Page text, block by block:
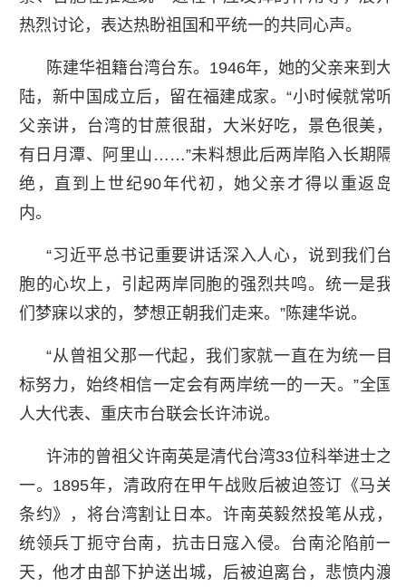
热烈讨论，表达热盼祖国和平统一的共同心声。
陈建华祖籍台湾台东。1946年，她的父亲来到大
陆，新中国成立后，留在福建成家。“小时候就常听
父亲讲，台湾的甘蔗很甜，大米好吃，景色很美，
有日月潭、阿里山……”未料想此后两岸陷入长期隔
绝，直到上世纪90年代初，她父亲才得以重返岛
内。
“习近平总书记重要讲话深入人心，说到我们台
胞的心坎上，引起两岸同胞的强烈共鸣。统一是我
们梦寐以求的，梦想正朝我们走来。”陈建华说。
“从曾祖父那一代起，我们家就一直在为统一目
标努力，始终相信一定会有两岸统一的一天。”全国
人大代表、重庆市台联会长许沛说。
许沛的曾祖父许南英是清代台湾33位科举进士之
一。1895年，清政府在甲午战败后被迫签订《马关
条约》，将台湾割让日本。许南英毅然投笔从戎，
统领兵丁扼守台南，抗击日寇入侵。台南沦陷前一
天，他才由部下护送出城，后被迫离台，悲愤内渡